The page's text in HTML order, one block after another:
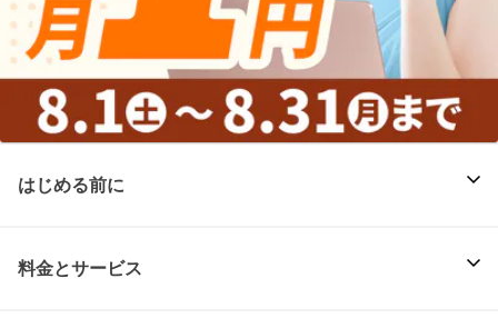
はじめる前に
料金とサービス